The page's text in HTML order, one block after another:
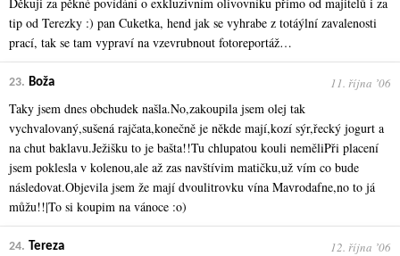
tip od Terezky :) pan Cuketka, hend jak se vyhrabe z totáýlní zavalenosti
prací, tak se tam vypraví na vzevrubnout fotoreportáž…
23. Boža 11. října ʼ06
Taky jsem dnes obchudek našla.No,zakoupila jsem olej tak
vychvalovaný,sušená rajčata,konečně je někde mají,kozí sýr,řecký jogurt a
na chut baklavu.Ježišku to je bašta!!Tu chlupatou kouli neměliPři placení
jsem poklesla v kolenou,ale až zas navštívim matičku,už vím co bude
následovat.Objevila jsem že mají dvoulitrovku vína Mavrodafne,no to já
můžu!!|To si koupim na vánoce :o)
24. Tereza 12. října ʼ06